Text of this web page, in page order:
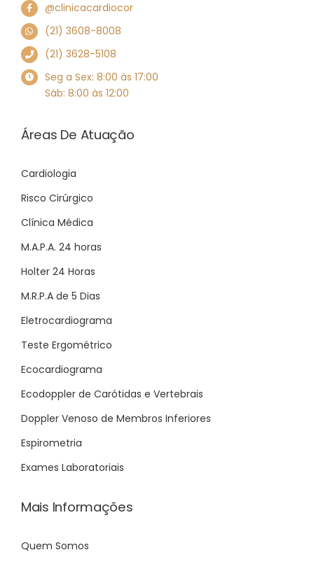
@clinicacardiocor
(21) 3608-8008
(21) 3628-5108
Seg a Sex: 8:00 às 17:00
Sáb: 8:00 às 12:00
Áreas De Atuação
Cardiologia
Risco Cirúrgico
Clínica Médica
M.A.P.A. 24 horas
Holter 24 Horas
M.R.P.A de 5 Dias
Eletrocardiograma
Teste Ergométrico
Ecocardiograma
Ecodoppler de Carótidas e Vertebrais
Doppler Venoso de Membros Inferiores
Espirometria
Exames Laboratoriais
Mais Informações
Quem Somos